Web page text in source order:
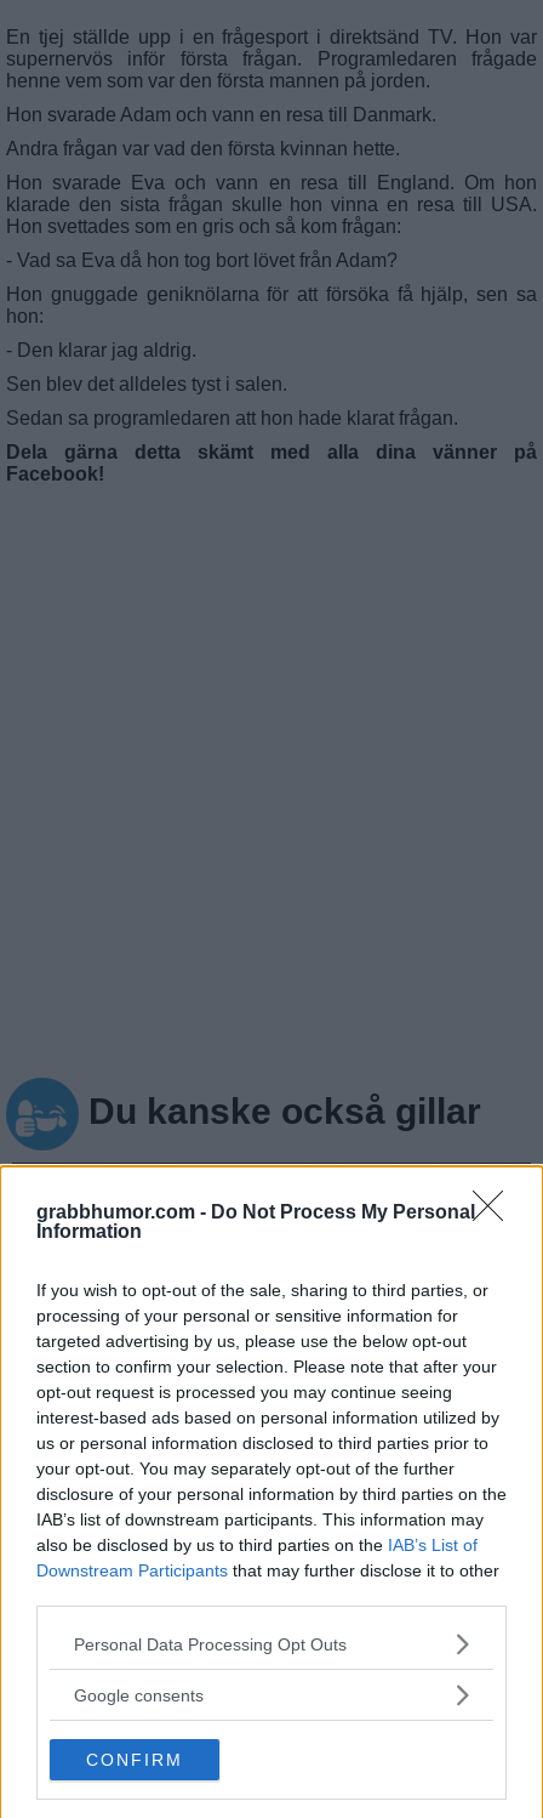
grabbhumor.com - Do Not Process My Personal
Information
If you wish to opt-out of the sale, sharing to third parties, or
processing of your personal or sensitive information for
targeted advertising by us, please use the below opt-out
section to confirm your selection. Please note that after your
opt-out request is processed you may continue seeing
interest-based ads based on personal information utilized by
us or personal information disclosed to third parties prior to
your opt-out. You may separately opt-out of the further
disclosure of your personal information by third parties on the
IAB’s list of downstream participants. This information may
also be disclosed by us to third parties on the IAB’s List of
Downstream Participants that may further disclose it to other
Please note that this website/app uses one or more Google
not limited to your visit or usage behaviour. You may click to
use your data for below specified purposes in below Google
consent section.
Personal Data Processing Opt Outs
Google consents
CONFIRM
En tjej ställde upp i en frågesport i direktsänd TV. Hon var
supernervös inför första frågan. Programledaren frågade
henne vem som var den första mannen på jorden.
Hon svarade Adam och vann en resa till Danmark.
Andra frågan var vad den första kvinnan hette.
Hon svarade Eva och vann en resa till England. Om hon
klarade den sista frågan skulle hon vinna en resa till USA.
Hon svettades som en gris och så kom frågan:
- Vad sa Eva då hon tog bort lövet från Adam?
Hon gnuggade geniknölarna för att försöka få hjälp, sen sa
hon:
- Den klarar jag aldrig.
Sen blev det alldeles tyst i salen.
Sedan sa programledaren att hon hade klarat frågan.
Dela gärna detta skämt med alla dina vänner på
Facebook!
Du kanske också gillar
Grattis till att du vann diskussionen med din flic...
Vad heter Robin Hoods granne?